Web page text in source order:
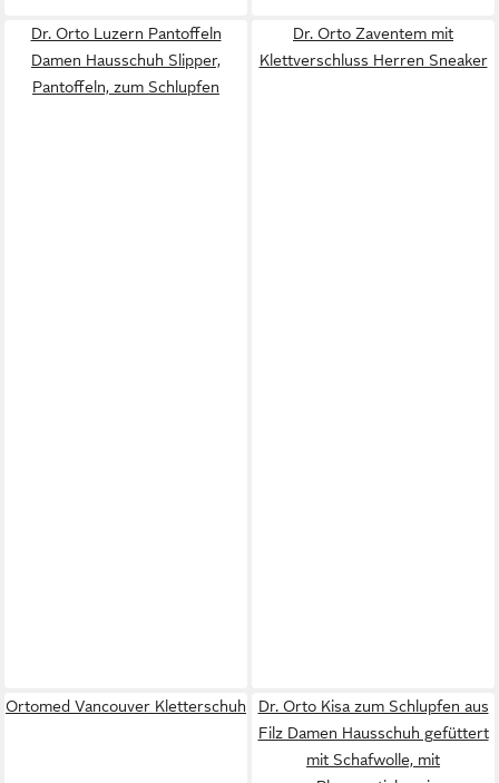
Dr. Orto Luzern Pantoffeln
Damen Hausschuh Slipper,
Pantoffeln, zum Schlupfen
Dr. Orto Zaventem mit
Klettverschluss Herren Sneaker
Ortomed Vancouver Kletterschuh
Dr. Orto Kisa zum Schlupfen aus
Filz Damen Hausschuh gefüttert
mit Schafwolle, mit